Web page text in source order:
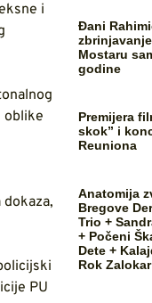
i
oblike
PU
Đani
Mostaru
godine
Premijera
skok” i
Reuniona
Anatomija
Bregove
Trio +
+ Počeni
Dete +
Rok